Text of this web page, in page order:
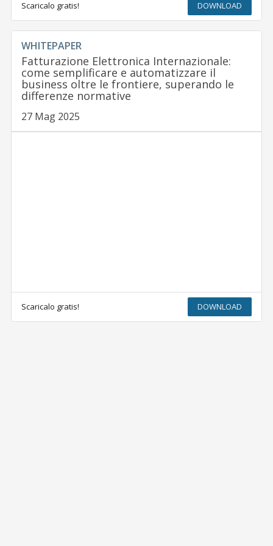
Scaricalo gratis! DOWNLOAD
WHITEPAPER
Fatturazione Elettronica Internazionale:
come semplificare e automatizzare il
business oltre le frontiere, superando le
differenze normative
27 Mag 2025
Scaricalo gratis! DOWNLOAD